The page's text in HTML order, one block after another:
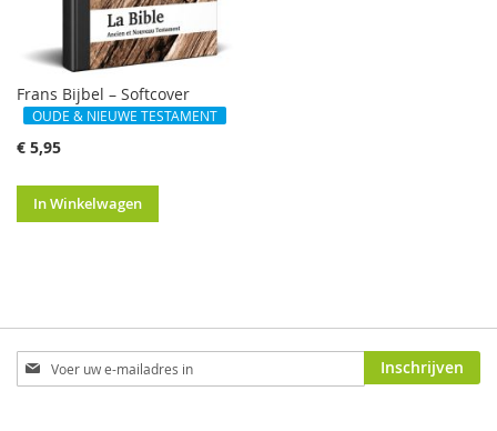
Frans Bijbel – Softcover
OUDE & NIEUWE TESTAMENT
€ 5,95
In Winkelwagen
Abonneer
u
Inschrijven